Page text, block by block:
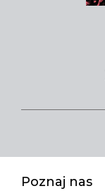
Poznaj nas